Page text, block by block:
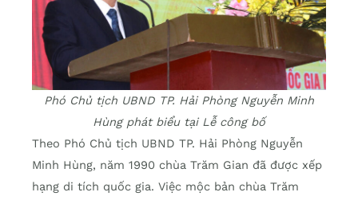
Phó Chủ tịch UBND TP. Hải Phòng Nguyễn Minh
Hùng phát biểu tại Lễ công bố
Theo Phó Chủ tịch UBND TP. Hải Phòng Nguyễn
Minh Hùng, năm 1990 chùa Trăm Gian đã được xếp
hạng di tích quốc gia. Việc mộc bản chùa Trăm